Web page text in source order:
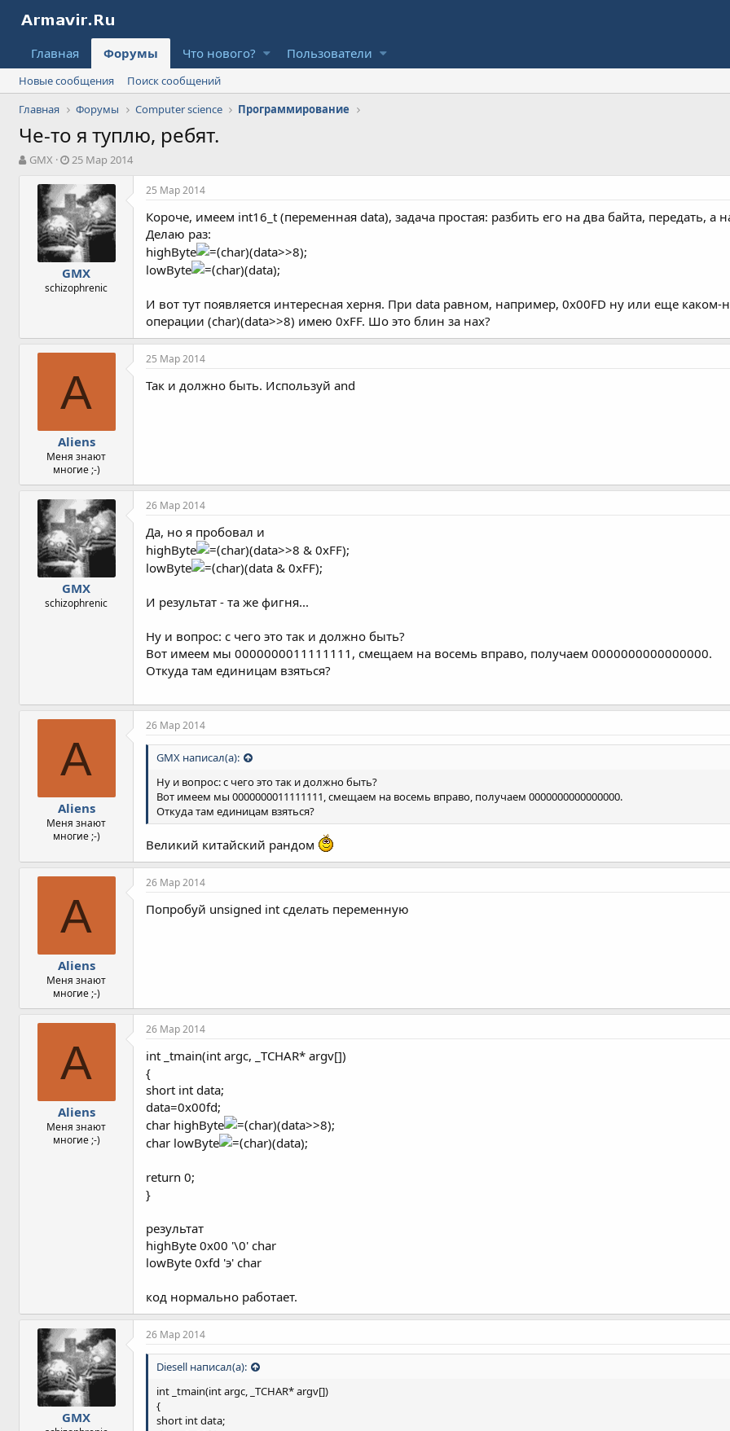
Главная Форумы Что нового? Пользователи
Новые сообщения
Поиск сообщений
Главная
Форумы Computer science Программирование
Че-то я туплю, ребят.
А
GMX
Д
т
а
н
а
ч
а
л
а
25 Мар 2014
GMX
schizophrenic
25 Мар 2014
Короче, имеем int16_t (переменная data), задача простая: разбить его на два байта, передать, а
Делаю раз:
highByte
char)(data>>8);
lowByte
char)(data);
И вот тут появляется интересная херня. При data равном, например, 0x00FD ну или еще
операции (char)(data>>8) имею 0xFF. Шо это блин за нах?
A
Aliens
Меня знают
многие ;-)
25 Мар 2014
Так и должно быть. Используй and
GMX
schizophrenic
26 Мар 2014
Да, но я пробовал и
highByte
char)(data>>8 & 0xFF);
lowByte
char)(data & 0xFF);
И результат - та же фигня...
Ну и вопрос: с чего это так и должно быть?
Вот имеем мы 0000000011111111, смещаем на восемь вправо, получаем 0000000000000000.
Откуда там единицам взяться?
A
Aliens
Меня знают
многие ;-)
26 Мар 2014
GMX написал(а):
Ну и вопрос: с чего это так и должно быть?
Вот имеем мы 0000000011111111, смещаем на восемь вправо, получаем 0000000000000000.
Откуда там единицам взяться?
Великий китайский рандом
A
Aliens
Меня знают
многие ;-)
26 Мар 2014
Попробуй unsigned int сделать переменную
A
Aliens
Меня знают
многие ;-)
26 Мар 2014
int _tmain(int argc, _TCHAR* argv[])
{
short int data;
data=0x00fd;
char highByte
char)(data>>8);
char lowByte
char)(data);
return 0;
}
результат
highByte 0x00 '\0' char
lowByte 0xfd 'э' char
код нормально работает.
GMX
26 Мар 2014
Diesell написал(а):
int _tmain(int argc, _TCHAR* argv[])
{
short int data;